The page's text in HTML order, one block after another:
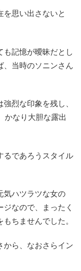
を思い出さないと
も記憶が曖昧だとし
、当時のソニンさん
烈な印象を残し、
かなり大胆な露出
るであろうスタイル
気ハツラツな女の
なので、まったく
ちませんでした。
から、なおさらイン